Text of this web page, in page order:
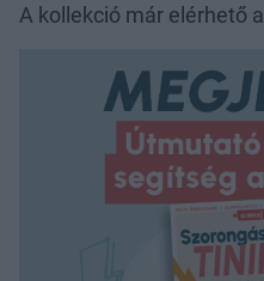
A kollekció már elérhető a